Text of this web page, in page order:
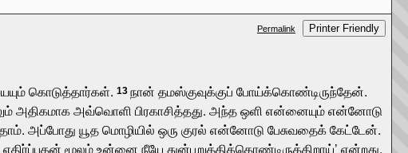
Permalink Printer Friendly
கொடுத்தார்கள். 13 நான் தமஸ்குவுக்குப் போய்க்கொண்டிருந்தேன்.
அதிகமாக அவ்வொளி பிரகாசித்தது. அந்த ஒளி என்னையும் என்னோடு
அப்போது யூத மொழியில் ஒரு குரல் என்னோடு பேசுவதைக் கேட்டேன்.
மூலம் உன்னை நீயே துன்புறுத்திக்கொண்டிருக்கிறாய்’ என்றது.